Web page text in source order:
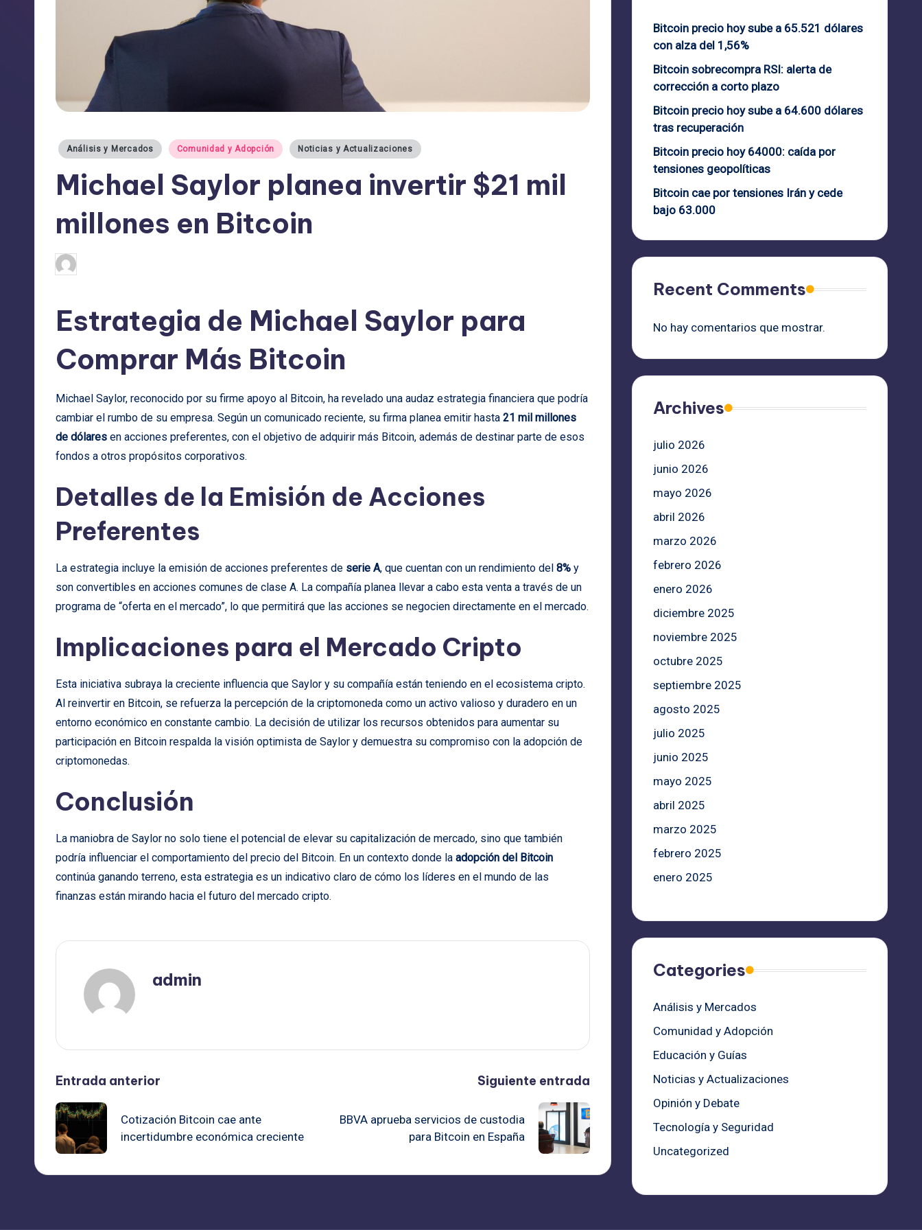
Publicado
Análisis y Mercados Comunidad y Adopción Noticias y Actualizaciones
Michael Saylor planea invertir $21 mil
millones en Bitcoin
Publicado
por
Estrategia de Michael Saylor para
Comprar Más Bitcoin
Michael Saylor, reconocido por su firme apoyo al Bitcoin, ha revelado una audaz estrategia financiera que podría
cambiar el rumbo de su empresa. Según un comunicado reciente, su firma planea emitir hasta 21 mil millones
de dólares en acciones preferentes, con el objetivo de adquirir más Bitcoin, además de destinar parte de esos
fondos a otros propósitos corporativos.
Detalles de la Emisión de Acciones
Preferentes
La estrategia incluye la emisión de acciones preferentes de serie A, que cuentan con un rendimiento del 8% y
son convertibles en acciones comunes de clase A. La compañía planea llevar a cabo esta venta a través de un
programa de “oferta en el mercado”, lo que permitirá que las acciones se negocien directamente en el mercado.
Implicaciones para el Mercado Cripto
Esta iniciativa subraya la creciente influencia que Saylor y su compañía están teniendo en el ecosistema cripto.
Al reinvertir en Bitcoin, se refuerza la percepción de la criptomoneda como un activo valioso y duradero en un
entorno económico en constante cambio. La decisión de utilizar los recursos obtenidos para aumentar su
participación en Bitcoin respalda la visión optimista de Saylor y demuestra su compromiso con la adopción de
criptomonedas.
Conclusión
La maniobra de Saylor no solo tiene el potencial de elevar su capitalización de mercado, sino que también
podría influenciar el comportamiento del precio del Bitcoin. En un contexto donde la adopción del Bitcoin
continúa ganando terreno, esta estrategia es un indicativo claro de cómo los líderes en el mundo de las
finanzas están mirando hacia el futuro del mercado cripto.
admin
Navegación
de
entradas
Entrada anterior
Cotización Bitcoin cae ante
incertidumbre económica creciente
Siguiente entrada
BBVA aprueba servicios de custodia
para Bitcoin en España
Bitcoin precio hoy sube a 65.521 dólares
con alza del 1,56%
Bitcoin sobrecompra RSI: alerta de
corrección a corto plazo
Bitcoin precio hoy sube a 64.600 dólares
tras recuperación
Bitcoin precio hoy 64000: caída por
tensiones geopolíticas
Bitcoin cae por tensiones Irán y cede
bajo 63.000
Recent Comments
No hay comentarios que mostrar.
Archives
julio 2026
junio 2026
mayo 2026
abril 2026
marzo 2026
febrero 2026
enero 2026
diciembre 2025
noviembre 2025
octubre 2025
septiembre 2025
agosto 2025
julio 2025
junio 2025
mayo 2025
abril 2025
marzo 2025
febrero 2025
enero 2025
Categories
Análisis y Mercados
Comunidad y Adopción
Educación y Guías
Noticias y Actualizaciones
Opinión y Debate
Tecnología y Seguridad
Uncategorized